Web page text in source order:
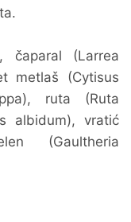
čaparal (Larrea
metlaš (Cytisus
ruta (Ruta
albidum), vratić
(Gaultheria